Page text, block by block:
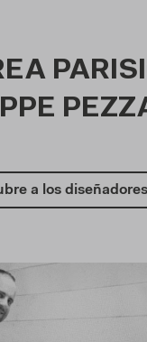
a los diseñadores